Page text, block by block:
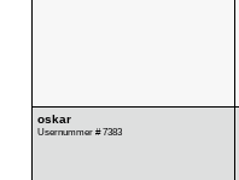
oskar
Usernummer # 7383